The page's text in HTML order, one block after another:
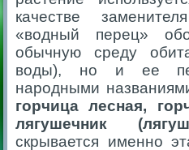
качестве
«водный перец»
обычную среду
воды), но и ее
народными
горчица лесная,
лягушечник
скрывается именно